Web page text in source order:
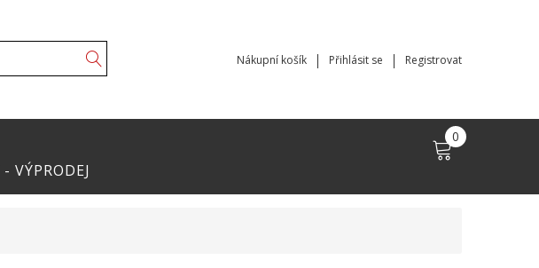
Nákupní košík Přihlásit se Registrovat
VÝPRODEJ
0